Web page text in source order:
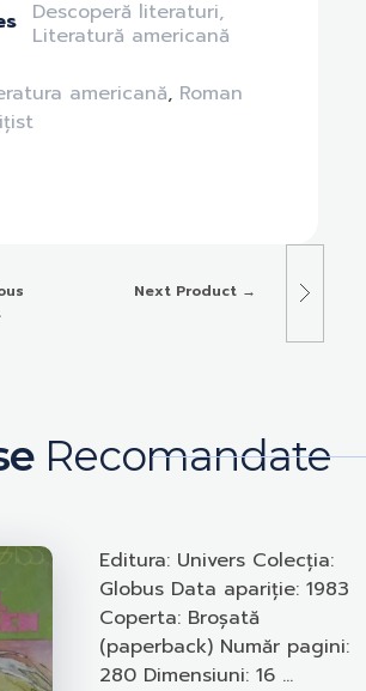
Descoperă literaturi,
Literatură americană
americană, Roman
Next Product
Recomandate
Editura: Univers Colecția:
Globus Data apariție: 1983
Coperta: Broșată
(paperback) Număr pagini:
280 Dimensiuni: 16 ...